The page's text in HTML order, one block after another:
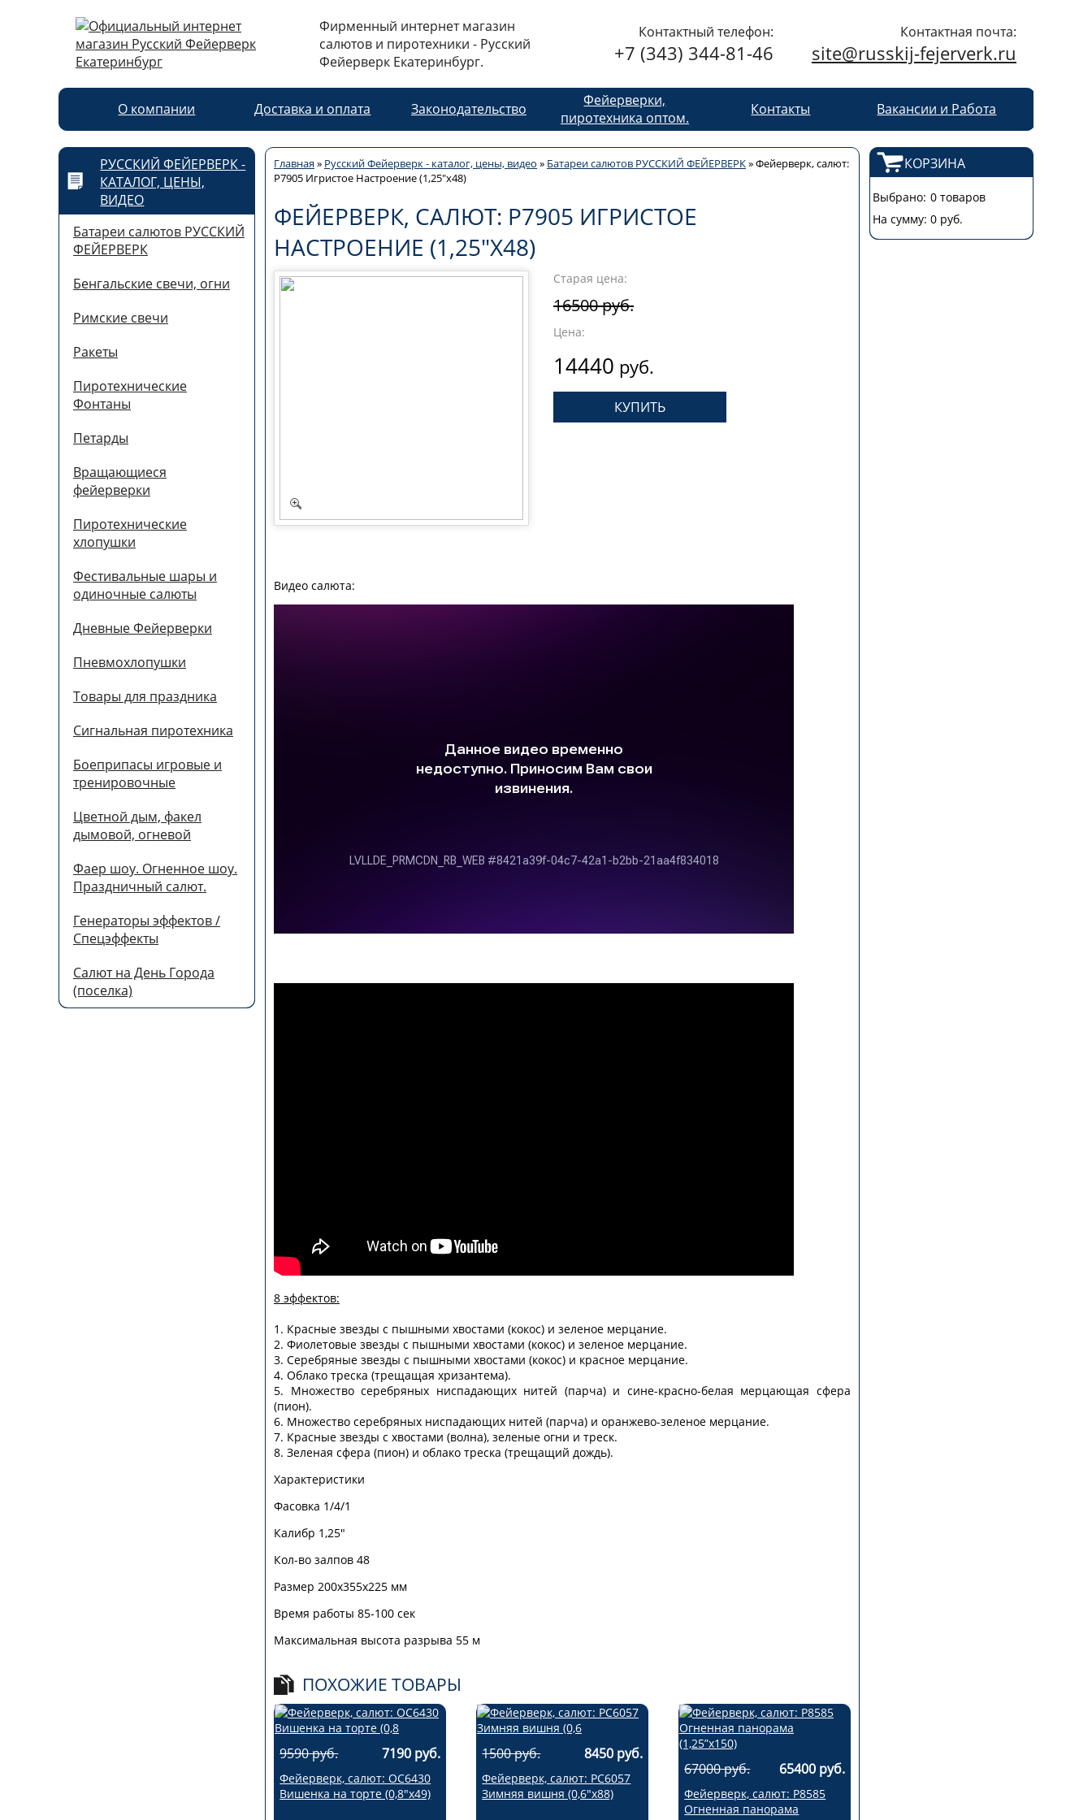
Фирменный интернет магазин
салютов и пиротехники - Русский
Фейерверк Екатеринбург.
Контактный телефон:
+7 (343) 344-81-46
Контактная почта:
site@russkij-fejerverk.ru
О компании Доставка и оплата Законодательство
Фейерверки,
пиротехника оптом.
Контакты Вакансии и Работа
РУССКИЙ ФЕЙЕРВЕРК -
КАТАЛОГ, ЦЕНЫ,
ВИДЕО
Батареи салютов РУССКИЙ
ФЕЙЕРВЕРК
Бенгальские свечи, огни
Римские свечи
Ракеты
Пиротехнические
Фонтаны
Петарды
Вращающиеся
фейерверки
Пиротехнические
хлопушки
Фестивальные шары и
одиночные салюты
Дневные Фейерверки
Пневмохлопушки
Товары для праздника
Сигнальная пиротехника
Боеприпасы игровые и
тренировочные
Цветной дым, факел
дымовой, огневой
Фаер шоу. Огненное шоу.
Праздничный салют.
Генераторы эффектов /
Спецэффекты
Салют на День Города
(поселка)
Главная» Русский Фейерверк - каталог, цены, видео » Батареи салютов РУССКИЙ ФЕЙЕРВЕРК»Фейерверк, салют:
Р7905 Игристое Настроение (1,25"х48)
ФЕЙЕРВЕРК, САЛЮТ: Р7905 ИГРИСТОЕ
НАСТРОЕНИЕ (1,25"Х48)
Старая цена:
16500 руб.
Цена:
14440 руб.
Видео салюта:
8 эффектов:
1. Красные звезды с пышными хвостами (кокос) и зеленое мерцание.
2. Фиолетовые звезды с пышными хвостами (кокос) и зеленое мерцание.
3. Серебряные звезды с пышными хвостами (кокос) и красное мерцание.
4. Облако треска (трещащая хризантема).
5. Множество серебряных ниспадающих нитей (парча) и сине-красно-белая мерцающая сфера
(пион).
6. Множество серебряных ниспадающих нитей (парча) и оранжево-зеленое мерцание.
7. Красные звезды с хвостами (волна), зеленые огни и треск.
8. Зеленая сфера (пион) и облако треска (трещащий дождь).
Характеристики
Фасовка 1/4/1
Калибр 1,25"
Кол-во залпов 48
Размер 200х355х225 мм
Время работы 85-100 сек
Максимальная высота разрыва 55 м
ПОХОЖИЕ ТОВАРЫ
9590 руб. 7190 руб.
Фейерверк, салют: ОС6430
Вишенка на торте (0,8"х49)
1500 руб. 8450 руб.
Фейерверк, салют: РС6057
Зимняя вишня (0,6"х88)
67000 руб. 65400 руб.
Фейерверк, салют: Р8585
Огненная панорама
КОРЗИНА
Выбрано: 0 товаров
На сумму: 0 руб.